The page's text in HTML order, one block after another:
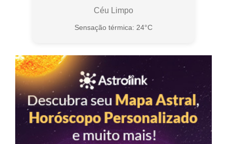
Céu Limpo
Sensação térmica: 24°C